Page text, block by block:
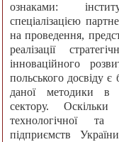
ознаками:
спеціалізацією
на проведення,
реалізації
інноваційного
польського досвіду
даної методики в
сектору.
технологічної та
підприємств